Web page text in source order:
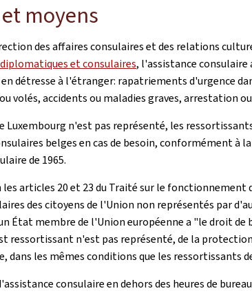
moyens
des affaires consulaires et des relations
et consulaires, l'assistance
détresse à l'étranger: rapatriements d'urgence
volés, accidents ou maladies graves, arrestation
Luxembourg n'est pas représenté, les
belges en cas de besoin, conformément à
de 1965.
les articles 20 et 23 du Traité sur le fonctionnement
des citoyens de l'Union non représentés par
État membre de l'Union européenne a "le droit
ressortissant n'est pas représenté, de la
dans les mêmes conditions que les ressortissants
consulaire en dehors des heures de